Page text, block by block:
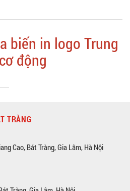
biến in logo Trung
động
TRÀNG
Cao, Bát Tràng, Gia Lâm, Hà Nội